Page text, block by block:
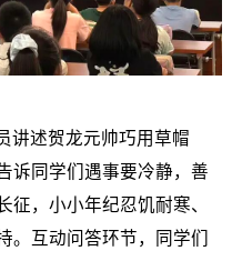
讲述贺龙元帅巧用草帽
诉同学们遇事要冷静，善
，小小年纪忍饥耐寒、
。互动问答环节，同学们